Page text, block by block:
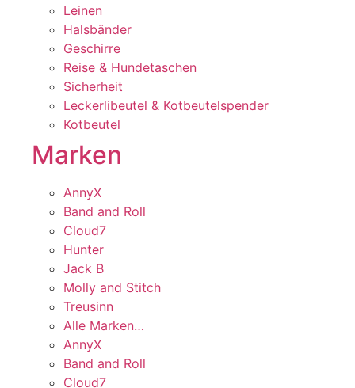
Leinen
Halsbänder
Geschirre
Reise & Hundetaschen
Sicherheit
Leckerlibeutel & Kotbeutelspender
Kotbeutel
Marken
AnnyX
Band and Roll
Cloud7
Hunter
Jack B
Molly and Stitch
Treusinn
Alle Marken…
AnnyX
Band and Roll
Cloud7